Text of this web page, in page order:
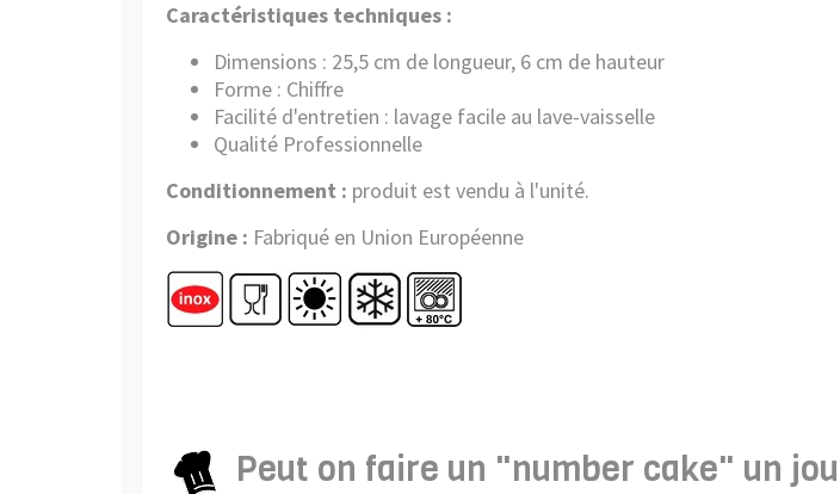
Caractéristiques techniques :
Dimensions : 25,5 cm de longueur, 6 cm de hauteur
Forme : Chiffre
Facilité d'entretien : lavage facile au lave-vaisselle
Qualité Professionnelle
Conditionnement : produit est vendu à l'unité.
Origine : Fabriqué en Union Européenne
Peut on faire un "number cake" un